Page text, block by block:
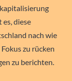
diese
nach wie
zu rücken
zu berichten.